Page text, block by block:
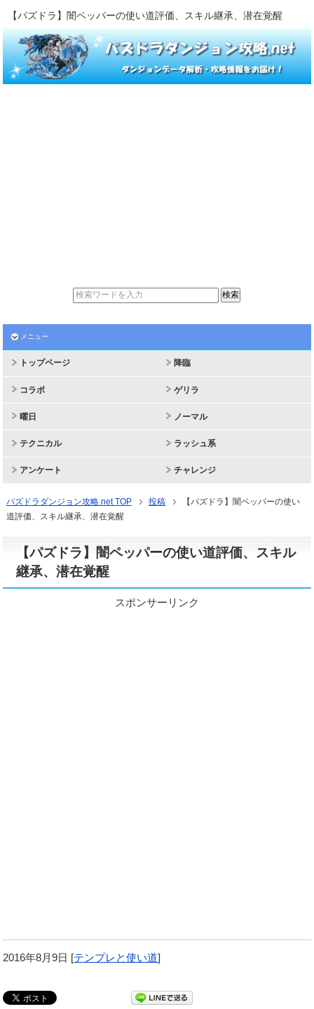
【パズドラ】闇ペッパーの使い道評価、スキル継承、潜在覚醒
メニュー
トップページ 降臨
コラボ ゲリラ
曜日 ノーマル
テクニカル ラッシュ系
アンケート チャレンジ
パズドラダンジョン攻略.net TOP 投稿
【パズドラ】闇ペッパーの使い
道評価、スキル継承、潜在覚醒
【パズドラ】闇ペッパーの使い道評価、スキル
継承、潜在覚醒
スポンサーリンク
2016年8月9日 [テンプレと使い道]